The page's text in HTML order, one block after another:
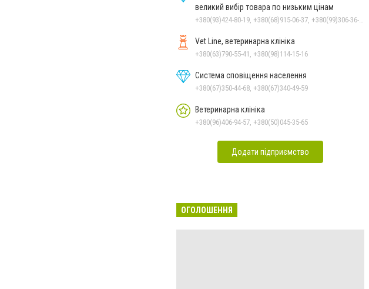
великий вибір товара по низьким цінам
Vet Line, ветеринарна клініка
+380(63)790-55-41, +380(98)114-15-16
Система сповіщення населення
+380(67)350-44-68, +380(67)340-49-59
Ветеринарна клініка
+380(96)406-94-57, +380(50)045-35-65
Додати підприємство
ОГОЛОШЕННЯ